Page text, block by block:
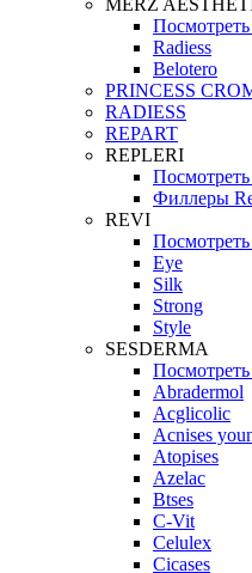
MERZ
Radiess
Belotero
PRINCESS
RADIESS
REPART
REPLERI
Филлеры
REVI
Eye
Silk
Strong
Style
SESDERMA
Abradermol
Acglicolic
Acnises
Atopises
Azelac
Btses
C-Vit
Celulex
Cicases